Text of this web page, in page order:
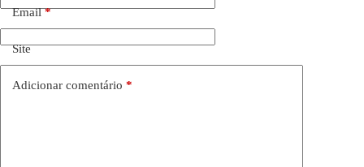
Email*
Site
Adicionar comentário *